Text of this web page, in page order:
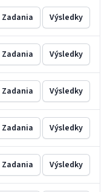
Zadania Výsledky
Zadania Výsledky
Zadania Výsledky
Zadania Výsledky
Zadania Výsledky